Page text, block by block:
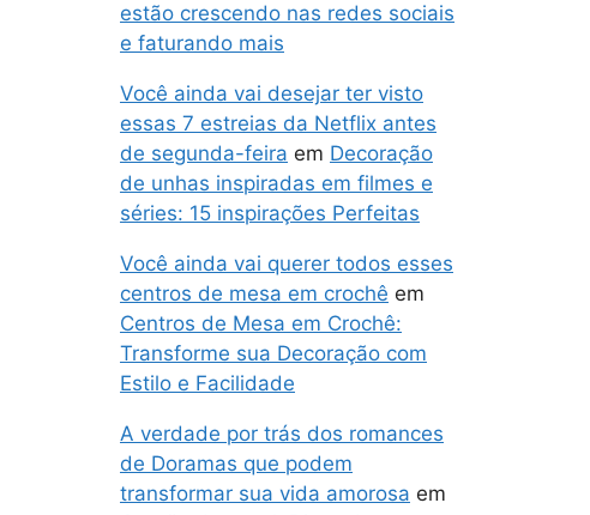
estão crescendo nas redes sociais
e faturando mais
Você ainda vai desejar ter visto
essas 7 estreias da Netflix antes
de segunda-feira em Decoração
de unhas inspiradas em filmes e
séries: 15 inspirações Perfeitas
Você ainda vai querer todos esses
centros de mesa em crochê em
Centros de Mesa em Crochê:
Transforme sua Decoração com
Estilo e Facilidade
A verdade por trás dos romances
de Doramas que podem
transformar sua vida amorosa em